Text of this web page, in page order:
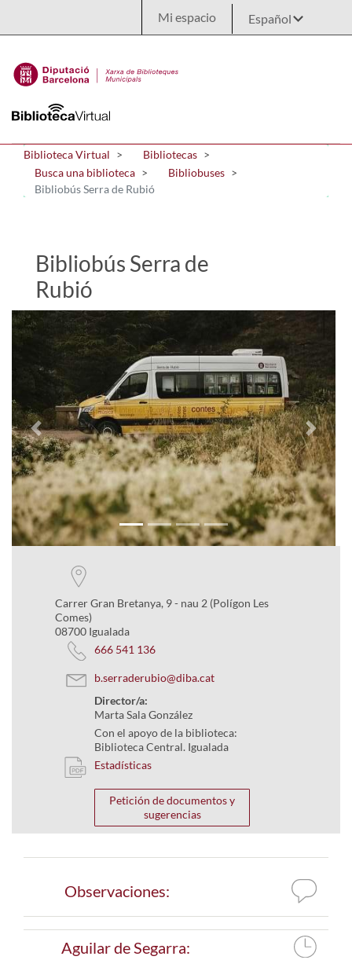
Mi espacio
Biblioteca Virtual
Bibliotecas
Busca una biblioteca
Bibliobuses
Bibliobús Serra de Rubió
Bibliobús Serra de
Rubió
Previous Next
Carrer Gran Bretanya, 9 - nau 2 (Polígon Les
Comes)
08700 Igualada
666 541 136
b.serraderubio@diba.cat
Director/a:
Marta Sala González
Con el apoyo de la biblioteca:
Biblioteca Central. Igualada
Estadísticas
Petición de documentos y
sugerencias
Observaciones:
Aguilar de Segarra: